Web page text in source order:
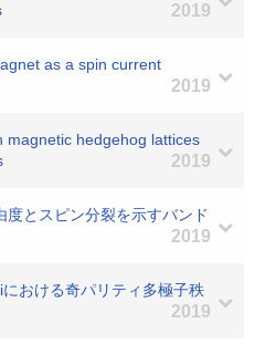
2019
as a spin current
2019
magnetic hedgehog lattices
2019
とスピン分裂を示すバンド
2019
おける奇パリティ多極子秩
2019